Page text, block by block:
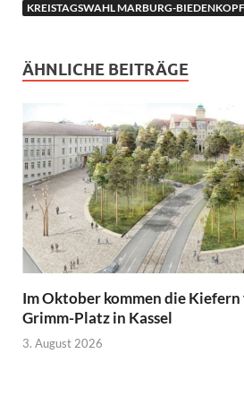
KREISTAGSWAHL MARBURG-
ÄHNLICHE BEITRÄGE
Im Oktober kommen die
Grimm-Platz in Kassel
3. August 2026